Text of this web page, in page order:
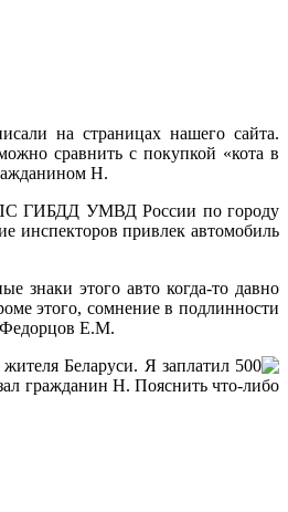
на страницах нашего сайта.
сравнить с покупкой «кота в
Н.
ГИБДД УМВД России по городу
привлек автомобиль
знаки этого авто когда-то давно
этого, сомнение в подлинности
Федорцов Е.М.
Беларуси. Я заплатил 500
гражданин Н. Пояснить что-либо